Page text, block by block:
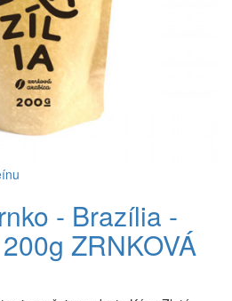
- Brazília -
ZRNKOVÁ